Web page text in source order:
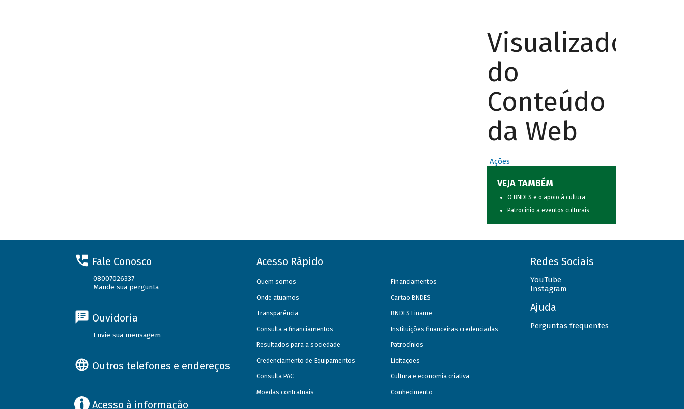
Visualizador
do
Conteúdo
da Web
Ações
VEJA TAMBÉM
O BNDES e o apoio à cultura
Patrocínio a eventos culturais
Fale Conosco
08007026337
Mande sua pergunta
Ouvidoria
Envie sua mensagem
Outros telefones e endereços
Acesso à informação
Acesso Rápido
Quem somos
Onde atuamos
Transparência
Consulta a financiamentos
Resultados para a sociedade
Credenciamento de Equipamentos
Consulta PAC
Moedas contratuais
Financiamentos
Cartão BNDES
BNDES Finame
Instituições financeiras credenciadas
Patrocínios
Licitações
Cultura e economia criativa
Conhecimento
Redes Sociais
YouTube
Instagram
Ajuda
Perguntas frequentes